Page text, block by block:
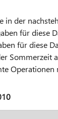
in der
für diese
für diese
Sommerzeit